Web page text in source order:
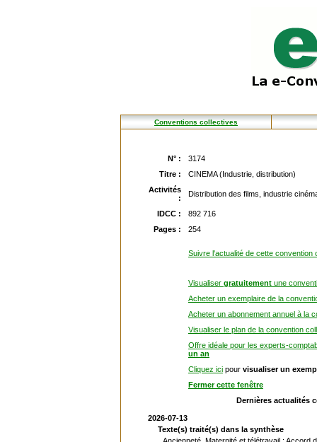
Conventions collectives
N° :
3174
Titre :
CINEMA (Industrie, distribution)
Activités
:
Distribution des films, industrie
IDCC :
892 716
Pages :
254
Suivre l'actualité de cette convention
Visualiser gratuitement une
Acheter un exemplaire de la
Acheter un abonnement annuel à la
Visualiser le plan de la convention
Offre idéale pour les experts-
un an
Cliquez ici pour visualiser un
Fermer cette fenêtre
Dernières actualités
2026-07-13
Texte(s) traité(s) dans la synthèse